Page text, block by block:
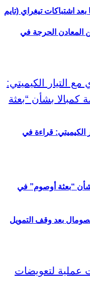
اشتباكات تيغراي (تايم
“بعثة أوصوم” في
المعادن الحرجة في
الكيميتي: قراءة في
بعد وقف التمويل